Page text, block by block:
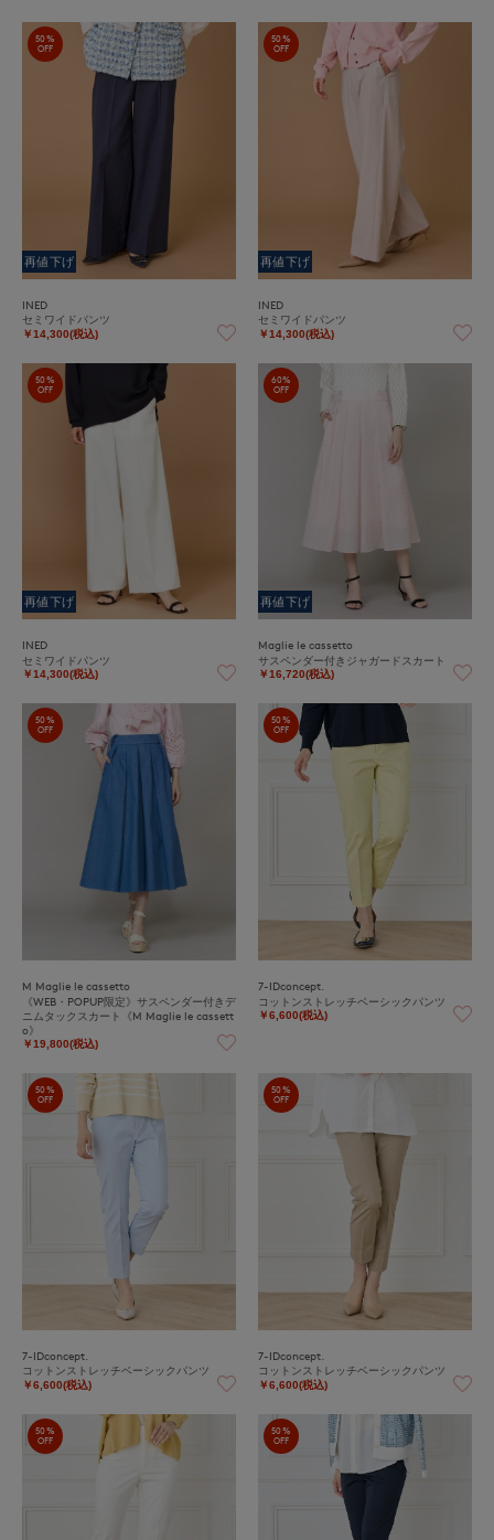
50%
OFF
再値下げ
INED
セミワイドパンツ
￥14,300(税込)
50%
OFF
再値下げ
INED
セミワイドパンツ
￥14,300(税込)
50%
OFF
再値下げ
INED
セミワイドパンツ
￥14,300(税込)
60%
OFF
再値下げ
Maglie le cassetto
サスペンダー付きジャガードスカート
￥16,720(税込)
50%
OFF
M Maglie le cassetto
《WEB・POPUP限定》サスペンダー付きデ
ニムタックスカート《M Maglie le cassett
o》
￥19,800(税込)
50%
OFF
7-IDconcept.
コットンストレッチベーシックパンツ
￥6,600(税込)
50%
OFF
7-IDconcept.
コットンストレッチベーシックパンツ
￥6,600(税込)
50%
OFF
7-IDconcept.
コットンストレッチベーシックパンツ
￥6,600(税込)
50%
OFF
50%
OFF